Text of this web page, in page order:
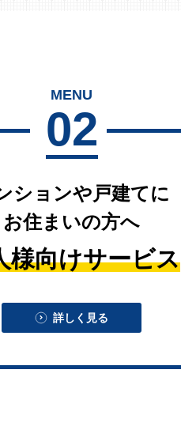
MENU
02
ションや戸建てに
お住まいの方へ
様向けサービス
詳しく見る